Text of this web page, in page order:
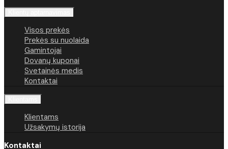
Visos prekės
Prekės su nuolaida
Gamintojai
Dovanų kuponai
Svetainės medis
Kontaktai
Klientams
Užsakymų istorija
Kontaktai